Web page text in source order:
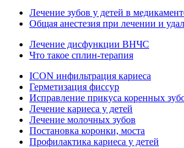
Лечение зубов у детей в
Общая анестезия при лечении и
Лечение дисфункции ВНЧС
Что такое сплин-терапия
ICON инфильтрация кариеса
Герметизация фиссур
Исправление прикуса коренных
Лечение кариеса у детей
Лечение молочных зубов
Постановка коронки, моста
Профилактика кариеса у детей